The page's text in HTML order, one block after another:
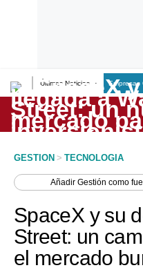
Últimas Noticias Empresas
Lo último
Peru Quiosco
Economía
Mercados
GESTION > TECNOLOGIA
AñadirGestión como
SpaceX y su
Street: un
el mercado